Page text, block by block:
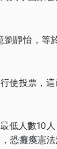
劉靜怡，等
使投票，
低人數10
恐癱瘓憲法